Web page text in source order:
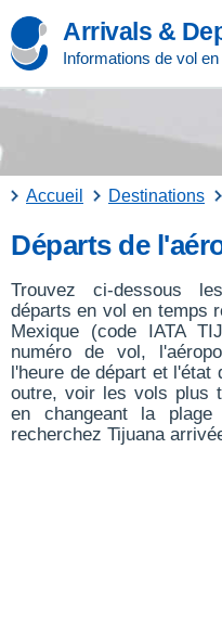
Arrivals &
Informations de vol
Accueil Destinations
Départs de
Trouvez ci-dessous
départs en vol en temps
Mexique (code IATA
numéro de vol,
l'heure de départ et l'état
outre, voir les vols plus
en changeant la
recherchez Tijuana